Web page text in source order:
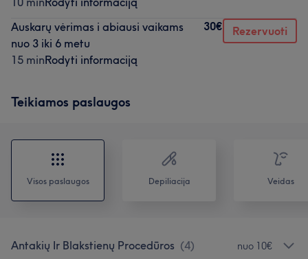
Auskarų vėrimas i abiausi vaikams
nuo 3 iki 6 metu
15 minRodyti informaciją
30€ Rezervuoti
Teikiamos paslaugos
Visos paslaugos Depiliacija Veidas
Antakių Ir Blakstienų Procedūros (4) nuo 10€